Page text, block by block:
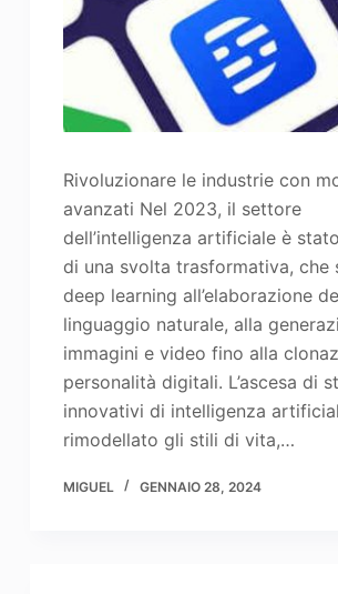
Rivoluzionare le industrie con
avanzati Nel 2023, il settore
dell’intelligenza artificiale è
di una svolta trasformativa, che
deep learning all’elaborazione
linguaggio naturale, alla
immagini e video fino alla
personalità digitali. L’ascesa di
innovativi di intelligenza
rimodellato gli stili di vita,…
MIGUEL GENNAIO 28, 2024